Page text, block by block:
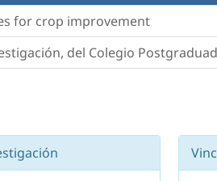
for crop improvement
del Colegio